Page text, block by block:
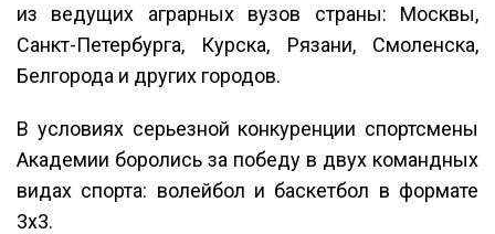
из ведущих аграрных вузов страны: Москвы,
Санкт-Петербурга, Курска, Рязани, Смоленска,
Белгорода и других городов.
В условиях серьезной конкуренции спортсмены
Академии боролись за победу в двух командных
видах спорта: волейбол и баскетбол в формате
3х3.